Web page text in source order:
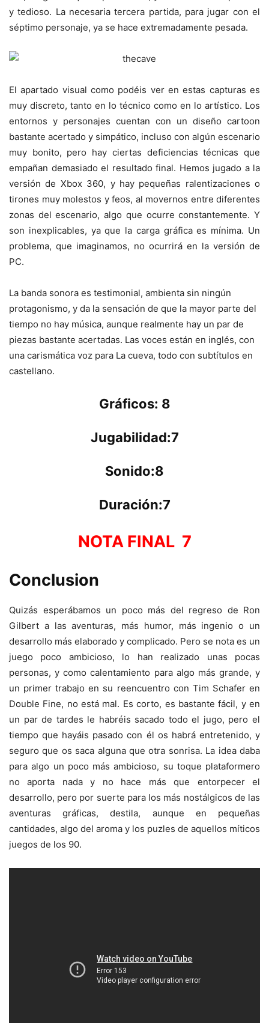
y tedioso. La necesaria tercera partida, para jugar con el
séptimo personaje, ya se hace extremadamente pesada.
El apartado visual como podéis ver en estas capturas es
muy discreto, tanto en lo técnico como en lo artístico. Los
entornos y personajes cuentan con un diseño cartoon
bastante acertado y simpático, incluso con algún escenario
muy bonito, pero hay ciertas deficiencias técnicas que
empañan demasiado el resultado final. Hemos jugado a la
versión de Xbox 360, y hay pequeñas ralentizaciones o
tirones muy molestos y feos, al movernos entre diferentes
zonas del escenario, algo que ocurre constantemente. Y
son inexplicables, ya que la carga gráfica es mínima. Un
problema, que imaginamos, no ocurrirá en la versión de
PC.
La banda sonora es testimonial, ambienta sin ningún
protagonismo, y da la sensación de que la mayor parte del
tiempo no hay música, aunque realmente hay un par de
piezas bastante acertadas. Las voces están en inglés, con
una carismática voz para La cueva, todo con subtítulos en
castellano.
Gráficos: 8
Jugabilidad:7
Sonido:8
Duración:7
NOTA FINAL 7
Conclusion
Quizás esperábamos un poco más del regreso de Ron
Gilbert a las aventuras, más humor, más ingenio o un
desarrollo más elaborado y complicado. Pero se nota es un
juego poco ambicioso, lo han realizado unas pocas
personas, y como calentamiento para algo más grande, y
un primer trabajo en su reencuentro con Tim Schafer en
Double Fine, no está mal. Es corto, es bastante fácil, y en
un par de tardes le habréis sacado todo el jugo, pero el
tiempo que hayáis pasado con él os habrá entretenido, y
seguro que os saca alguna que otra sonrisa. La idea daba
para algo un poco más ambicioso, su toque plataformero
no aporta nada y no hace más que entorpecer el
desarrollo, pero por suerte para los más nostálgicos de las
aventuras gráficas, destila, aunque en pequeñas
cantidades, algo del aroma y los puzles de aquellos míticos
juegos de los 90.